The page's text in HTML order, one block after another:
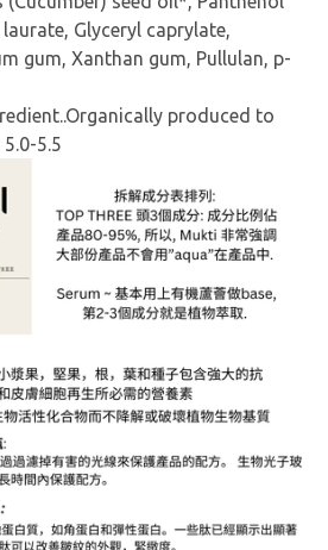
Glyceryl caprylate,
gum, Xanthan gum, Pullulan, p-
produced to
5.5